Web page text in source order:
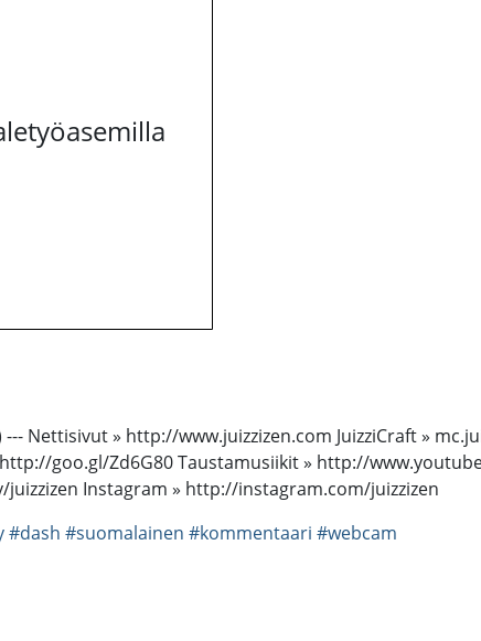
Nettisivut » http://www.juizzizen.com JuizziCraft »
goo.gl/Zd6G80 Taustamusiikit » http://
Instagram » http://instagram.com/juizzizen
#dash #suomalainen #kommentaari #webcam